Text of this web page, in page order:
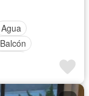
Agua
Balcón
Gimnasio